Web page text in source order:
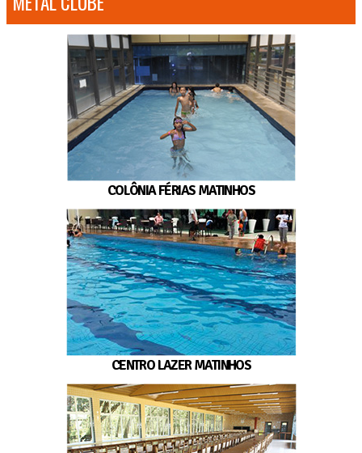
COLÔNIA FÉRIAS MATINHOS
CENTRO LAZER MATINHOS